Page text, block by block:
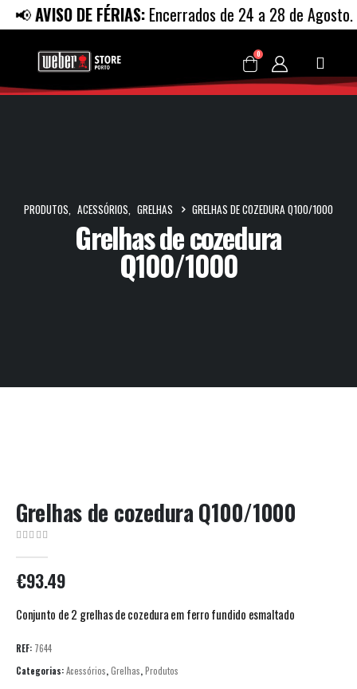
📢AVISO DE FÉRIAS:Encerrados de 24 a 28 de Agosto.
0
Grelhas de cozedura
Q100/1000
PRODUTOS, ACESSÓRIOS, GRELHAS GRELHAS DE COZEDURA Q100/1000
Grelhas de cozedura Q100/1000
€93.49
Conjunto de 2 grelhas de cozedura em ferro fundido esmaltado
REF: 7644
Categorias:Acessórios,Grelhas,Produtos